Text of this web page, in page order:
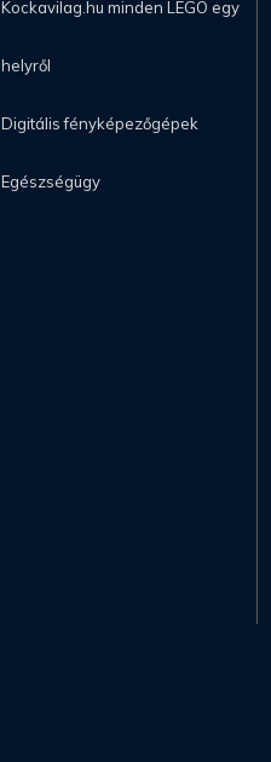
Kockavilag.hu minden LEGO egy
helyről
Digitális fényképezőgépek
Egészségügy